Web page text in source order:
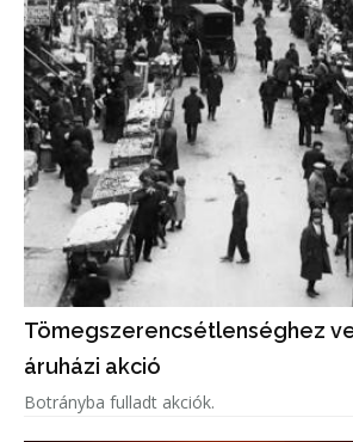
Tömegszerencsétlenséghez
áruházi akció
Botrányba fulladt akciók.